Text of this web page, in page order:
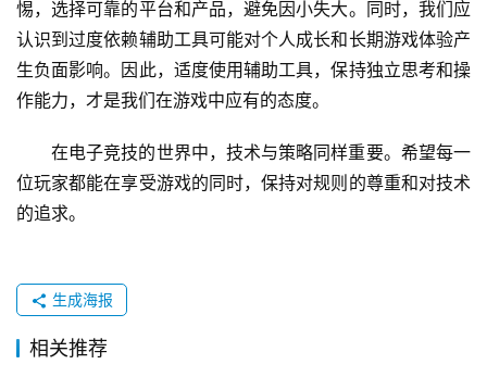
惕，选择可靠的平台和产品，避免因小失大。同时，我们应
认识到过度依赖辅助工具可能对个人成长和长期游戏体验产
生负面影响。因此，适度使用辅助工具，保持独立思考和操
作能力，才是我们在游戏中应有的态度。
在电子竞技的世界中，技术与策略同样重要。希望每一
位玩家都能在享受游戏的同时，保持对规则的尊重和对技术
的追求。
生成海报
相关推荐